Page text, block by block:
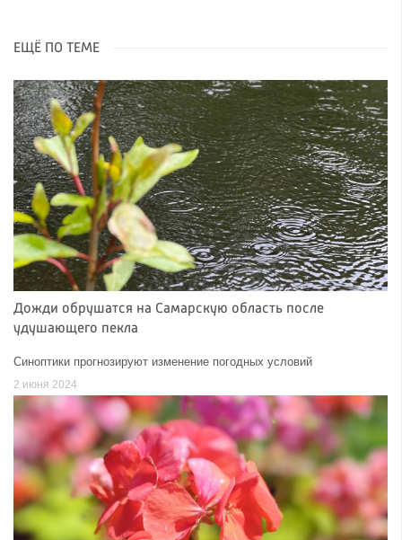
ЕЩЁ ПО ТЕМЕ
Дожди обрушатся на Самарскую область после
удушающего пекла
Синоптики прогнозируют изменение погодных условий
2 июня 2024